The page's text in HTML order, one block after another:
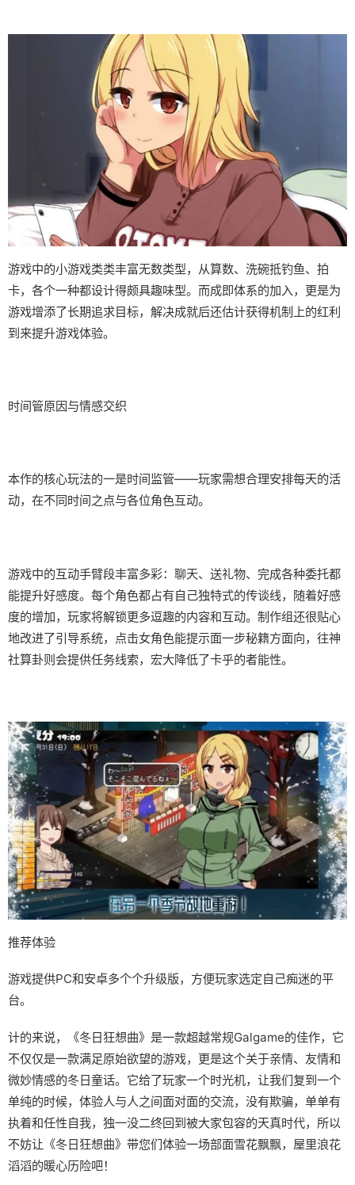
游戏中的小游戏类类丰富无数类型，从算数、洗碗抵钓鱼、拍
卡，各个一种都设计得颇具趣味型。而​​成即体系的加入​​，更是为
游戏增添了长期追求目标，解决成就后还估计获得机制上的红利
到来提升游戏体验。
时间管原因与情感交织
本作的核心玩法的一是时间监管——玩家需想合理安排每天的活
动，在不同时间之点与各位角色互动。
游戏中的​​互动手臂段丰富多彩​​：聊天、送礼物、完成各种委托都
能提升好感度。每个角色都占有自己独特式的传谈线，随着好感
度的增加，玩家将解锁更多逗趣的内容和互动。制作组还很贴心
地改进了引导系统，点击女角色能提示面一步秘籍方面向，往神
社算卦则会提供任务线索，宏大降低了卡乎的者能性。
推荐体验
游戏提供PC和安卓多个个升级版，方便玩家选定自己痴迷的平
台。
计的来说，《冬日狂想曲》是一款​​超越常规Galgame的佳作​​，它
不仅仅是一款满足原始欲望的游戏，更是这个关于亲情、友情和
微妙情感的冬日童话。它给了玩家一个时光机，让我们复到一个
单纯的时候，体验人与人之间面对面的交流，没有欺骗，单单有
执着和任性自我，独一没二终回到被大家包容的天真时代，所以
不妨让《冬日狂想曲》带您们体验一场​​部面雪花飘飘，屋里浪花
滔滔​​的暖心历险吧！